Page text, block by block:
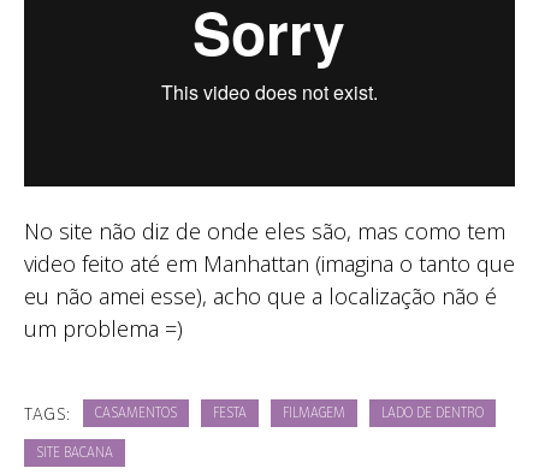
No site não diz de onde eles são, mas como tem
video feito até em Manhattan (imagina o tanto que
eu não amei esse), acho que a localização não é
um problema =)
TAGS: CASAMENTOS FESTA FILMAGEM LADO DE DENTRO
SITE BACANA